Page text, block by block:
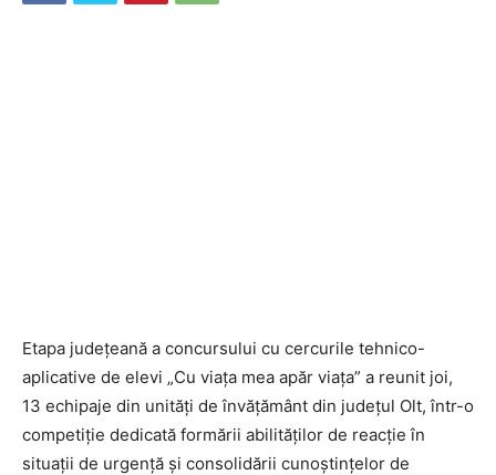
Etapa județeană a concursului cu cercurile tehnico-
aplicative de elevi „Cu viața mea apăr viața” a reunit joi,
13 echipaje din unități de învățământ din județul Olt, într-o
competiție dedicată formării abilităților de reacție în
situații de urgență și consolidării cunoștințelor de